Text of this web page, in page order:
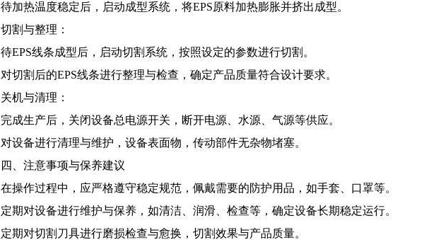
待加热温度稳定后，启动成型系统，将EPS原料加热膨胀并挤出成型。
切割与整理：
待EPS线条成型后，启动切割系统，按照设定的参数进行切割。
对切割后的EPS线条进行整理与检查，确定产品质量符合设计要求。
关机与清理：
完成生产后，关闭设备总电源开关，断开电源、水源、气源等供应。
对设备进行清理与维护，设备表面物，传动部件无杂物堵塞。
四、注意事项与保养建议
在操作过程中，应严格遵守稳定规范，佩戴需要的防护用品，如手套、口罩等。
定期对设备进行维护与保养，如清洁、润滑、检查等，确定设备长期稳定运行。
定期对切割刀具进行磨损检查与愈换，切割效果与产品质量。